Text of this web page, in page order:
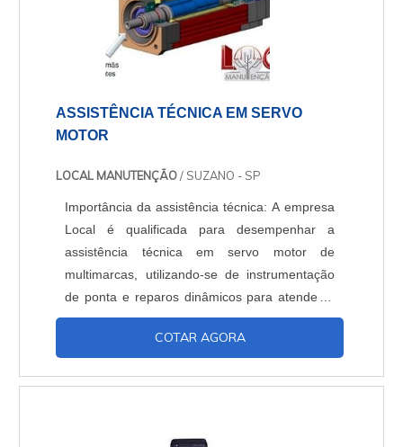
ASSISTÊNCIA TÉCNICA EM SERVO
MOTOR
LOCAL MANUTENÇÃO/ SUZANO - SP
Importância da assistência técnica: A empresa
Local é qualificada para desempenhar a
assistência técnica em servo motor de
multimarcas, utilizando-se de instrumentação
de ponta e reparos dinâmicos para atender a
mais alta necessidade da indústria. A
assistência técnica em servo motor ao longo
necessária, devido a diversos parâmetros
COTAR AGORA